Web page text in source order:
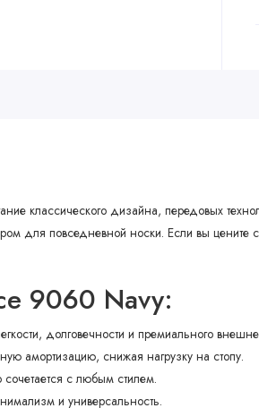
классического дизайна, передовых
для повседневной носки. Если вы цените
9060 Navy:
долговечности и премиального
амортизацию, снижая нагрузку на стопу.
сочетается с любым стилем.
и универсальность.